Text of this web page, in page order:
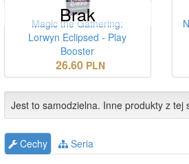
Brak
Magic the Gathering:
Lorwyn Eclipsed - Play
Booster
26.60 PLN
Jest to samodzielna. Inne produkty z tej
Cechy
Seria